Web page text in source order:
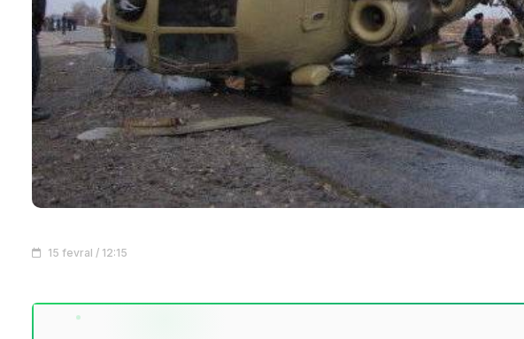
15 fevral / 12:15